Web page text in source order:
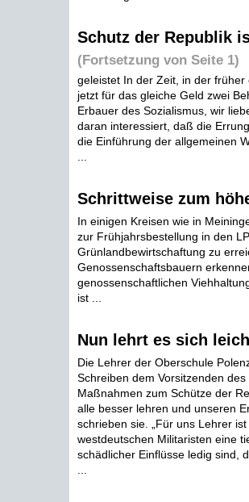
Schutz der Republik
(Fortsetzung von Seite 1)
geleistet In der Zeit, in der
jetzt für das gleiche Geld zwei
Erbauer des Sozialismus, wir
daran interessiert, daß die
die Einführung der allgemeinen
Schrittweise zum
In einigen Kreisen wie in
zur Frühjahrsbestellung in den
Grünlandbewirtschaftung zu
Genossenschaftsbauern
genossenschaftlichen
ist ...
Nun lehrt es sich
Die Lehrer der Oberschule
Schreiben dem Vorsitzenden
Maßnahmen zum Schütze der
alle besser lehren und unseren
schrieben sie. „Für uns Lehrer
westdeutschen Militaristen eine
schädlicher Einflüsse ledig sind,